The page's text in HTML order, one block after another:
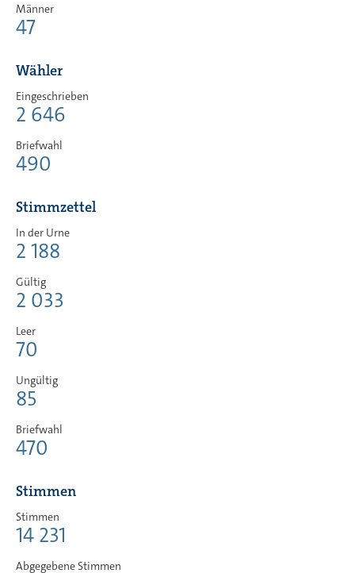
Männer
47
Wähler
Eingeschrieben
2 646
Briefwahl
490
Stimmzettel
In der Urne
2 188
Gültig
2 033
Leer
70
Ungültig
85
Briefwahl
470
Stimmen
Stimmen
14 231
Abgegebene Stimmen